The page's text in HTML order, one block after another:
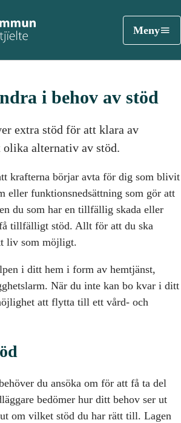
Meny
i behov av stöd
extra stöd för att klara av
olika alternativ av stöd.
krafterna börjar avta för dig som blivit
eller funktionsnedsättning som gör att
du som har en tillfällig skada eller
tillfälligt stöd. Allt för att du ska
liv som möjligt.
i ditt hem i form av hemtjänst,
När du inte kan bo kvar i ditt
att flytta till ett vård- och
du ansöka om för att få ta del
bedömer hur ditt behov ser ut
om vilket stöd du har rätt till. Lagen